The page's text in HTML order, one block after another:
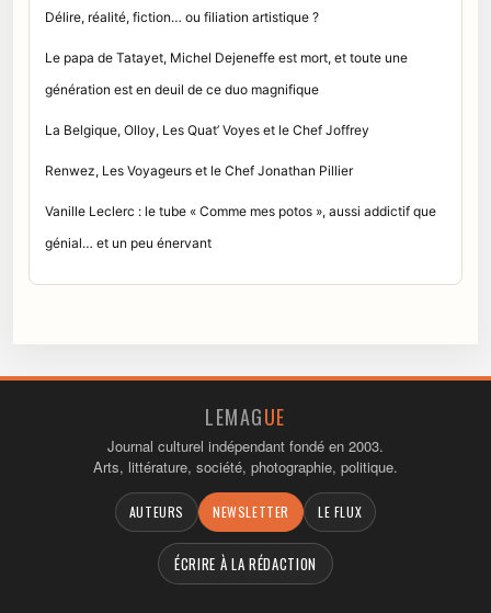
Délire, réalité, fiction… ou filiation artistique ?
Le papa de Tatayet, Michel Dejeneffe est mort, et toute une
génération est en deuil de ce duo magnifique
La Belgique, Olloy, Les Quat’ Voyes et le Chef Joffrey
Renwez, Les Voyageurs et le Chef Jonathan Pillier
Vanille Leclerc : le tube « Comme mes potos », aussi addictif que
génial… et un peu énervant
LEMAGUE
Journal culturel indépendant fondé en 2003.
Arts, littérature, société, photographie, politique.
AUTEURS NEWSLETTER LE FLUX
ÉCRIRE À LA RÉDACTION